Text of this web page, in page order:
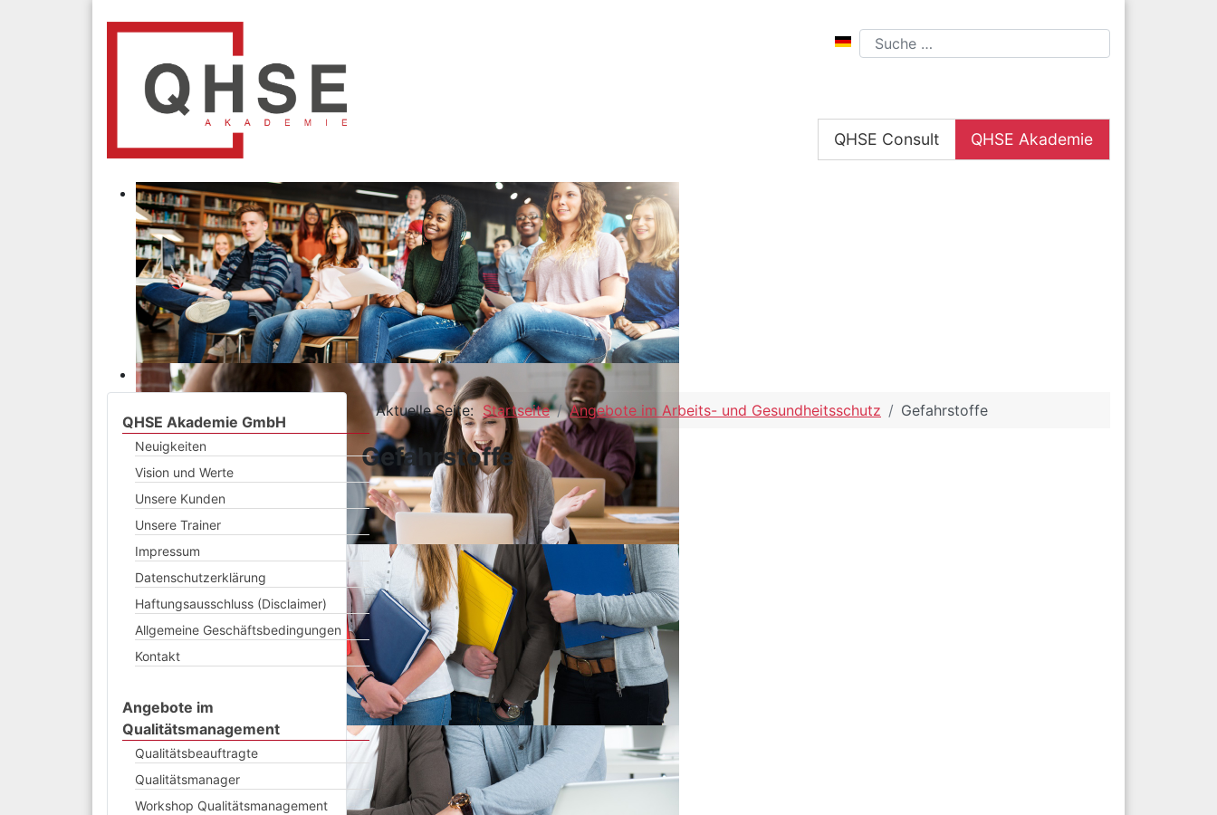
Sprache auswählen
Suchen
QHSE Consult QHSE Akademie
QHSE Akademie GmbH
Neuigkeiten
Vision und Werte
Unsere Kunden
Unsere Trainer
Impressum
Datenschutzerklärung
Haftungsausschluss (Disclaimer)
Allgemeine Geschäftsbedingungen
Kontakt
Angebote im
Qualitätsmanagement
Qualitätsbeauftragte
Qualitätsmanager
Workshop Qualitätsmanagement
Aktuelle Seite: Startseite Angebote im Arbeits- und Gesundheitsschutz Gefahrstoffe
Gefahrstoffe